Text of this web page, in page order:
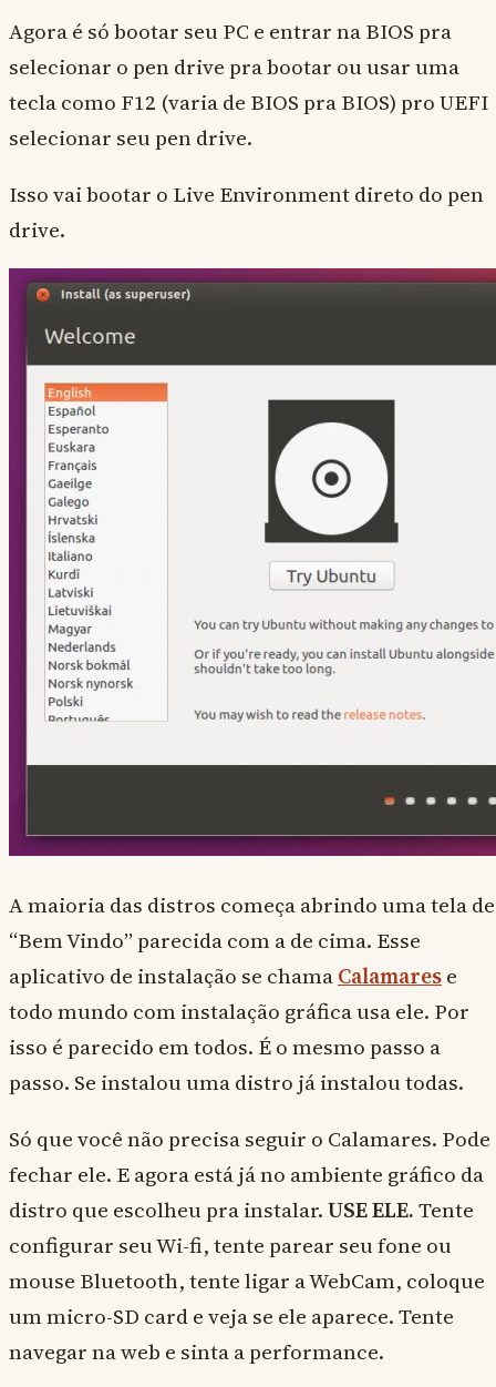
Agora é só bootar seu PC e entrar na BIOS pra
selecionar o pen drive pra bootar ou usar uma
tecla como F12 (varia de BIOS pra BIOS) pro UEFI
selecionar seu pen drive.
Isso vai bootar o Live Environment direto do pen
drive.
A maioria das distros começa abrindo uma tela de
“Bem Vindo” parecida com a de cima. Esse
aplicativo de instalação se chamaCalamarese
todo mundo com instalação gráfica usa ele. Por
isso é parecido em todos. É o mesmo passo a
passo. Se instalou uma distro já instalou todas.
Só que você não precisa seguir o Calamares. Pode
fechar ele. E agora está já no ambiente gráfico da
distro que escolheu pra instalar.USE ELE.Tente
configurar seu Wi-fi, tente parear seu fone ou
mouse Bluetooth, tente ligar a WebCam, coloque
um micro-SD card e veja se ele aparece. Tente
navegar na web e sinta a performance.